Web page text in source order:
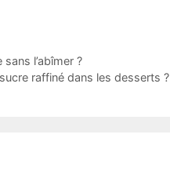
l’abîmer ?
raffiné dans les desserts ?